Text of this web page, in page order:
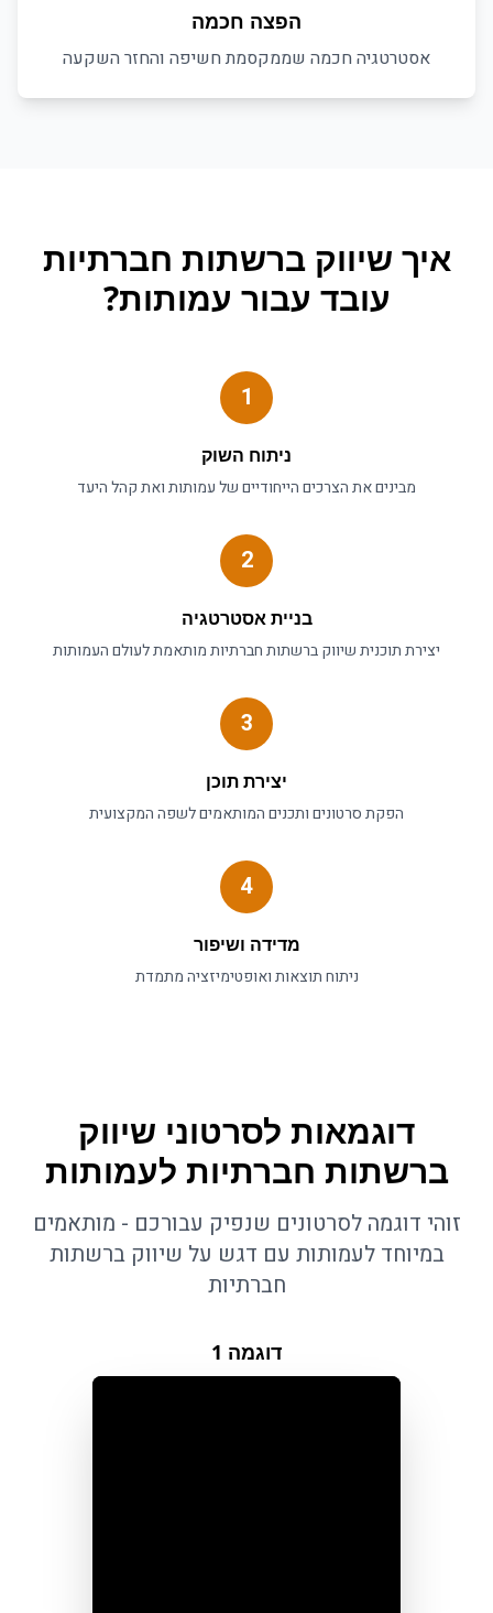
הפצה חכמה
אסטרטגיה חכמה שממקסמת חשיפה והחזר השקעה
איך שיווק ברשתות חברתיות
עובד עבור עמותות?
1
ניתוח השוק
מבינים את הצרכים הייחודיים שלעמותותואת קהל היעד
2
בניית אסטרטגיה
יצירת תוכניתשיווק ברשתות חברתיותמותאמת לעולם העמותות
3
יצירת תוכן
הפקת סרטונים ותכנים המותאמים לשפה המקצועית
4
מדידה ושיפור
ניתוח תוצאות ואופטימיזציה מתמדת
דוגמאות לסרטוני שיווק
ברשתות חברתיות לעמותות
זוהי דוגמה לסרטונים שנפיק עבורכם - מותאמים
במיוחד לעמותות עם דגש על שיווק ברשתות
חברתיות
דוגמה 1